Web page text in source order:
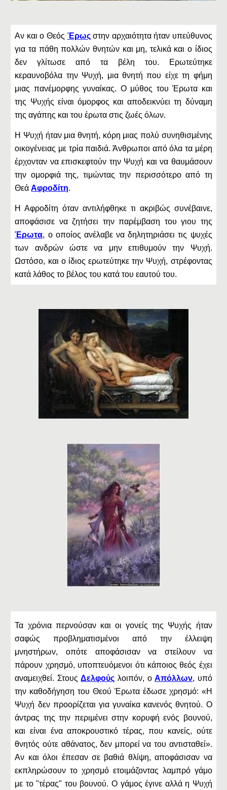
Αν και ο Θεός Έρωςστην αρχαιότητα ήταν υπεύθυνος
για τα πάθη πολλών θνητών και μη, τελικά και ο ίδιος
δεν γλίτωσε από τα βέλη του. Ερωτεύτηκε
κεραυνοβόλα την Ψυχή, μια θνητή που είχε τη φήμη
μιας πανέμορφης γυναίκας. Ο μύθος του Έρωτα και
της Ψυχής είναι όμορφος και αποδεικνύει τη δύναμη
της αγάπης και του έρωτα στις ζωές όλων.
Η Ψυχή ήταν μια θνητή, κόρη μιας πολύ συνηθισμένης
οικογένειας με τρία παιδιά. Άνθρωποι από όλα τα μέρη
έρχονταν να επισκεφτούν την Ψυχή και να θαυμάσουν
την ομορφιά της, τιμώντας την περισσότερο από τη
ΘεάΑφροδίτη.
Η Αφροδίτη όταν αντιλήφθηκε τι ακριβώς συνέβαινε,
αποφάσισε να ζητήσει την παρέμβαση του γιου της
Έρωτα, ο οποίος ανέλαβε να δηλητηριάσει τις ψυχές
των ανδρών ώστε να μην επιθυμούν την Ψυχή.
Ωστόσο, και ο ίδιος ερωτεύτηκε την Ψυχή, στρέφοντας
κατά λάθος το βέλος του κατά του εαυτού του.
Τα χρόνια περνούσαν και οι γονείς της Ψυχής ήταν
σαφώς προβληματισμένοι από την έλλειψη
μνηστήρων, οπότε αποφάσισαν να στείλουν να
πάρουν χρησμό, υποπτευόμενοι ότι κάποιος θεός έχει
αναμειχθεί. ΣτουςΔελφούς λοιπόν, οΑπόλλων, υπό
την καθοδήγηση του Θεού Έρωτα έδωσε χρησμό: «Η
Ψυχή δεν προορίζεται για γυναίκα κανενός θνητού. Ο
άντρας της την περιμένει στην κορυφή ενός βουνού,
και είναι ένα αποκρουστικό τέρας, που κανείς, ούτε
θνητός ούτε αθάνατος, δεν μπορεί να του αντισταθεί».
Αν και όλοι έπεσαν σε βαθιά θλίψη, αποφάσισαν να
εκπληρώσουν το χρησμό ετοιμάζοντας λαμπρό γάμο
με το "τέρας" του βουνού. Ο γάμος έγινε αλλά η Ψυχή